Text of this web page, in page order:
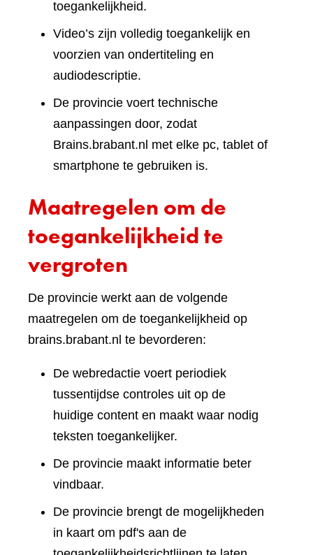
toegankelijkheid.
Video’s zijn volledig toegankelijk en
voorzien van ondertiteling en
audiodescriptie.
De provincie voert technische
aanpassingen door, zodat
Brains.brabant.nl met elke pc, tablet of
smartphone te gebruiken is.
Maatregelen om de
toegankelijkheid te
vergroten
De provincie werkt aan de volgende
maatregelen om de toegankelijkheid op
brains.brabant.nl te bevorderen:
De webredactie voert periodiek
tussentijdse controles uit op de
huidige content en maakt waar nodig
teksten toegankelijker.
De provincie maakt informatie beter
vindbaar.
De provincie brengt de mogelijkheden
in kaart om pdf's aan de